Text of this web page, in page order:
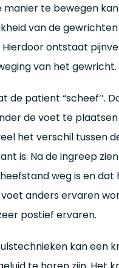
manier te bewegen
van de
ontstaat
van het gewricht.
de patient “scheef’’.
de voet te
het verschil tussen
is. Na de ingreep
weg is en dat
anders ervaren
postief ervaren.
kan een